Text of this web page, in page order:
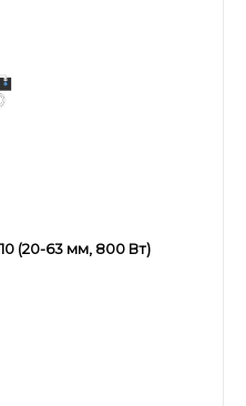
(20-63 мм, 800 Вт)